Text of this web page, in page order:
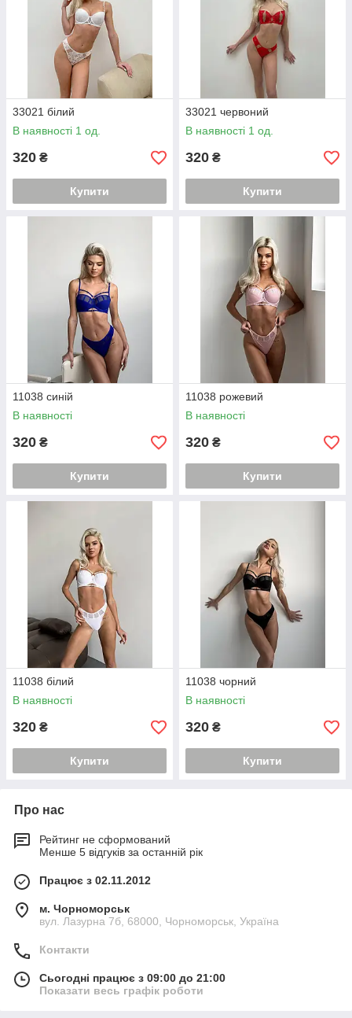
33021 білий
В наявності 1 од.
320 ₴
Купити
33021 червоний
В наявності 1 од.
320 ₴
Купити
11038 синій
В наявності
320 ₴
Купити
11038 рожевий
В наявності
320 ₴
Купити
11038 білий
В наявності
320 ₴
Купити
11038 чорний
В наявності
320 ₴
Купити
Про нас
Рейтинг не сформований
Менше 5 відгуків за останній рік
Працює з 02.11.2012
м. Чорноморськ
вул. Лазурна 7б, 68000, Чорноморськ, Україна
Контакти
Сьогодні працює з 09:00 до 21:00
Показати весь графік роботи